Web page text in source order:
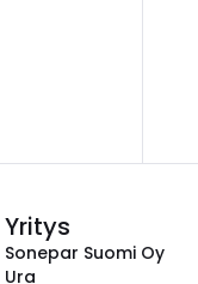
Yritys
Sonepar Suomi Oy
Ura